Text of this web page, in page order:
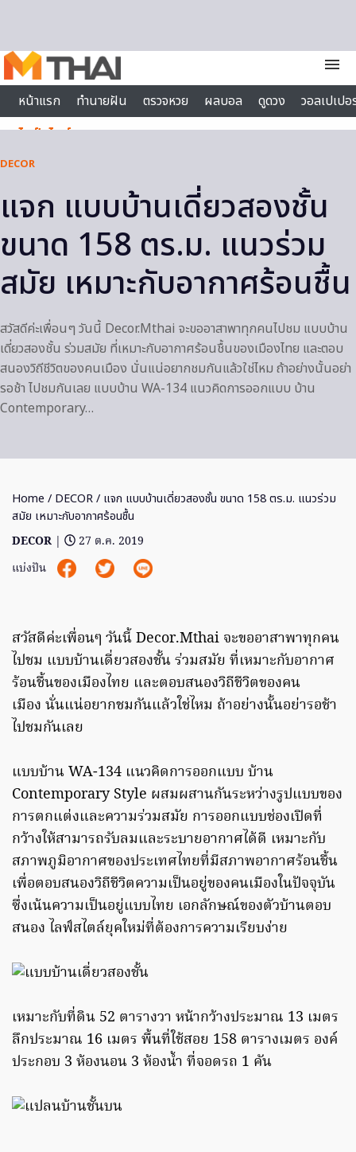
menu
หน้าแรก
ทำนายฝัน ตรวจหวย ผลบอล ดูดวง
วอลเปเป
ไลฟ์สไตล์
DECOR
แจก แบบบ้านเดี่ยวสองชั้น
ขนาด 158 ตร.ม. แนวร่วม
สมัย เหมาะกับอากาศร้อนชื้น
สวัสดีค่ะเพื่อนๆ วันนี้ Decor.Mthai จะขออาสาพาทุกคนไปชม แบบบ้าน
เดี่ยวสองชั้น ร่วมสมัย ที่เหมาะกับอากาศร้อนชื้นของเมืองไทย และตอบ
สนองวิถีชีวิตของคนเมือง นั่นแน่อยากชมกันแล้วใช่ไหม ถ้าอย่างนั้นอย่า
รอช้า ไปชมกันเลย แบบบ้าน WA-134 แนวคิดการออกแบบ บ้าน
Contemporary…
Home / DECOR/ แจก แบบบ้านเดี่ยวสองชั้น ขนาด 158 ตร.ม. แนวร่วม
สมัย เหมาะกับอากาศร้อนชื้น
DECOR |
27 ต.ค. 2019
แบ่งปัน
สวัสดีค่ะเพื่อนๆ วันนี้ Decor.Mthai จะขออาสาพาทุกคน
ไปชม แบบบ้านเดี่ยวสองชั้น ร่วมสมัย ที่เหมาะกับอากาศ
ร้อนชื้นของเมืองไทย และตอบสนองวิถีชีวิตของคน
เมือง นั่นแน่อยากชมกันแล้วใช่ไหม ถ้าอย่างนั้นอย่ารอช้า
ไปชมกันเลย
แบบบ้าน WA-134 แนวคิดการออกแบบ บ้าน
Contemporary Style ผสมผสานกันระหว่างรูปแบบของ
การตกแต่งและความร่วมสมัย การออกแบบช่องเปิดที่
กว้างให้สามารถรับลมและระบายอากาศได้ดี เหมาะกับ
สภาพภูมิอากาศของประเทศไทยที่มีสภาพอากาศร้อนชื้น
เพื่อตอบสนองวิถีชีวิตความเป็นอยู่ของคนเมืองในปัจจุบัน
ซึ่งเน้นความเป็นอยู่แบบไทย เอกลักษณ์ของตัวบ้านตอบ
สนอง ไลฟ์สไตล์ยุคใหม่ที่ต้องการความเรียบง่าย
เหมาะกับที่ดิน 52 ตารางวา หน้ากว้างประมาณ 13 เมตร
ลึกประมาณ 16 เมตร พื้นที่ใช้สอย 158 ตารางเมตร องค์
ประกอบ 3 ห้องนอน 3 ห้องน้ำ ที่จอดรถ 1 คัน